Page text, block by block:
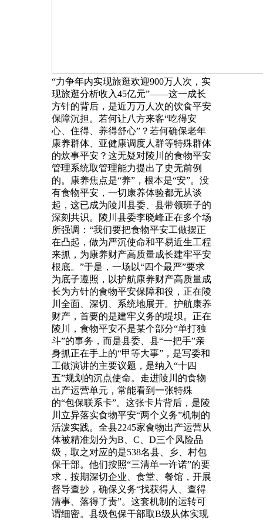
“力争年内实现旅逛欢迎900万人次，实
现旅逛分析收入45亿元”——这一成长
方针的背后，是近万万人次的饮食平安
保障沉担。若何让八方来客“吃得安
心、住得、养得舒心”？若何确保老年
康养群体、亚健康调度人群等特殊群体
的炊事平安？这无疑对陵川的食物平安
管理系统取管理能力提出了史无前例
的。康养焦点是“养”，根本是“安”。没
有食物平安，一切康养体验都无从谈
起，这已成为陵川县委、县带领班子的
深刻共识。陵川县委李晓峰正在多个场
所强调：“我们要把食物平安工做摆正
在凸起，做为严沉使命和平易近生工程
来抓，为康养财产高质量成长建牢平安
根底。”于是，一场以“四个最严”要求
为底子遵照，以护航康养财产高质量成
长为方针的食物平安保障和役，正在陵
川全面、深切、系统地展开。护航康养
财产，首要的是建牢义务的堤坝。正在
陵川，食物平安不是某个部分“单打独
斗”的事务，而是县委、县“一把手”亲
身抓正在手上的“甲等大事”，是写委和
工做演讲的主要议题，是纳入“十四
五”规划的沉点使命。走进陵川的食物
出产运营单元，常能看到一张特殊
的“包保联系卡”。这张卡片背后，是陵
川立异落实食物平安“两个义务”机制的
活泼实践。全县2245家食物出产运营从
体被精准划分为B、C、D三个风险品
级，取之对应的是538名县、乡、村包
保干部。他们按照“三清单一许诺”的要
求，按期深切企业、食堂、餐馆，开展
督导查抄，确保义务“找获得人、查得
清事、落得了责”。这套机制的运转可
谓细密。县级包保干部取B级从体实现